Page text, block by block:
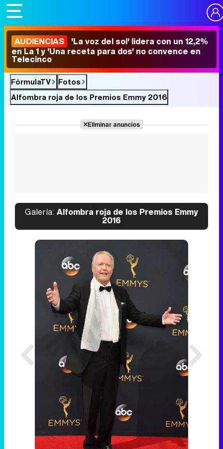
AUDIENCIAS 'La voz del sol' lidera con un 12,2%
en La 1 y 'Una receta para dos' no convence en
Telecinco
FórmulaTV
Fotos
Alfombra roja de los Premios Emmy 2016
Eliminar anuncios
Galería: Alfombra roja de los Premios Emmy
2016